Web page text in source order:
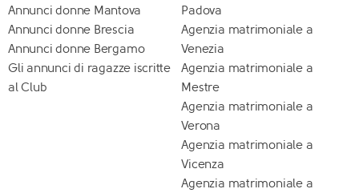
Annunci donne Mantova
Annunci donne Brescia
Annunci donne Bergamo
Gli annunci di ragazze iscritte
al Club
Padova
Agenzia matrimoniale a
Venezia
Agenzia matrimoniale a
Mestre
Agenzia matrimoniale a
Verona
Agenzia matrimoniale a
Vicenza
Agenzia matrimoniale a